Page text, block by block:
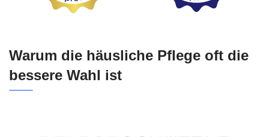
Warum die häusliche Pflege oft die
bessere Wahl ist